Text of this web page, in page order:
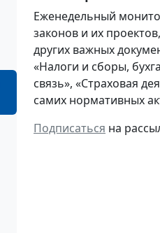
Еженедельный
законов и их
других важных
«Налоги и сборы,
связь», «Страховая
самих нормативных
Подписаться на